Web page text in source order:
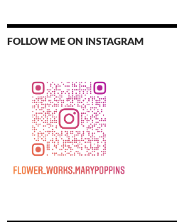
FOLLOW ME ON INSTAGRAM